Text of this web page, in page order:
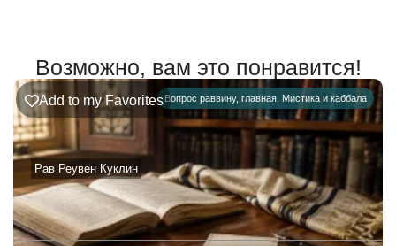
Возможно, вам это понравится!
Вопрос раввину, главная Мистика и каббала
Рав Реувен Куклин
Add to my Favorites